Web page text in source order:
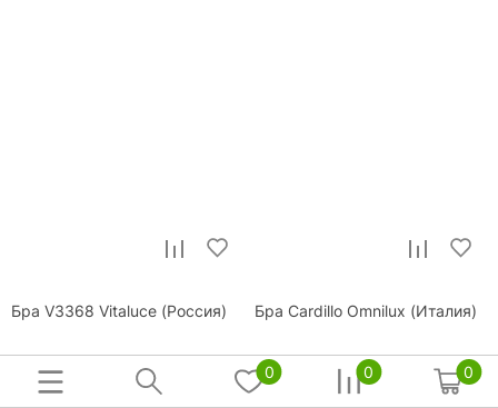
Бра V3368 Vitaluce (Россия)
в наличии
Бра Cardillo Omnilux (Италия)
в наличии
0 0 0